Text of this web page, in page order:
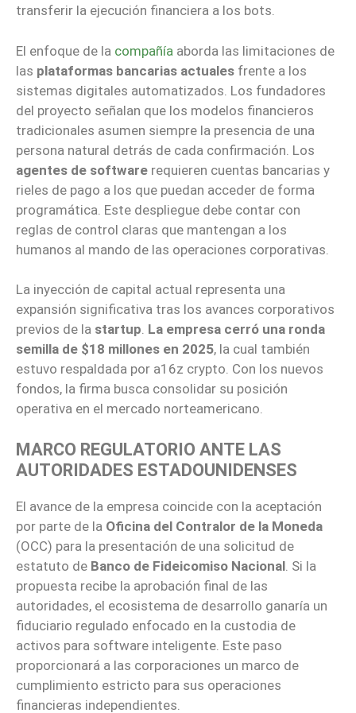
transferir la ejecución financiera a los bots.
El enfoque de la compañía aborda las limitaciones de
las plataformas bancarias actuales frente a los
sistemas digitales automatizados. Los fundadores
del proyecto señalan que los modelos financieros
tradicionales asumen siempre la presencia de una
persona natural detrás de cada confirmación. Los
agentes de software requieren cuentas bancarias y
rieles de pago a los que puedan acceder de forma
programática. Este despliegue debe contar con
reglas de control claras que mantengan a los
humanos al mando de las operaciones corporativas.
La inyección de capital actual representa una
expansión significativa tras los avances corporativos
previos de la startup. La empresa cerró una ronda
semilla de $18 millones en 2025, la cual también
estuvo respaldada por a16z crypto. Con los nuevos
fondos, la firma busca consolidar su posición
operativa en el mercado norteamericano.
MARCO REGULATORIO ANTE LAS
AUTORIDADES ESTADOUNIDENSES
El avance de la empresa coincide con la aceptación
por parte de la Oficina del Contralor de la Moneda
(OCC) para la presentación de una solicitud de
estatuto de Banco de Fideicomiso Nacional . Si la
propuesta recibe la aprobación final de las
autoridades, el ecosistema de desarrollo ganaría un
fiduciario regulado enfocado en la custodia de
activos para software inteligente. Este paso
proporcionará a las corporaciones un marco de
cumplimiento estricto para sus operaciones
financieras independientes.